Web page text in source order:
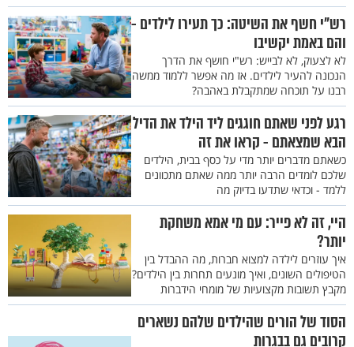
רש"י חשף את השיטה: כך תעירו לילדים -
והם באמת יקשיבו
לא לצעוק, לא לבייש: רש"י חושף את הדרך
הנכונה להעיר לילדים. אז מה אפשר ללמוד ממשה
רבנו על תוכחה שמתקבלת באהבה?
רגע לפני שאתם חוגגים ליד הילד את הדיל
הבא שמצאתם - קראו את זה
כשאתם מדברים יותר מדי על כסף בבית, הילדים
שלכם לומדים הרבה יותר ממה שאתם מתכוונים
ללמד - וכדאי שתדעו בדיוק מה
היי, זה לא פייר: עם מי אמא משחקת
יותר?
איך עוזרים לילדה למצוא חברות, מה ההבדל בין
הטיפולים השונים, ואיך מונעים תחרות בין הילדים?
מקבץ תשובות מקצועיות של מומחי הידברות
הסוד של הורים שהילדים שלהם נשארים
קרובים גם בבגרות